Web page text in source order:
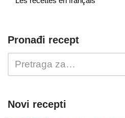
Pronađi recept
Novi recepti